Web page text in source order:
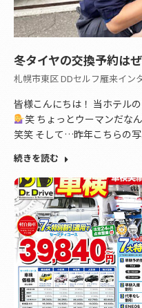
冬タイヤの交換予約は
札幌市東区 DDセルフ雁来イン
皆様こんにちは！ 当ホテル
笑 ちょっとウーマンだな
笑笑 そして…昨年こちらの
続きを読む